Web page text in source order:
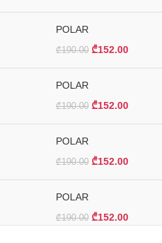
POLAR
₾190.00 ₾152.00
POLAR
₾190.00 ₾152.00
POLAR
₾190.00 ₾152.00
POLAR
₾190.00 ₾152.00